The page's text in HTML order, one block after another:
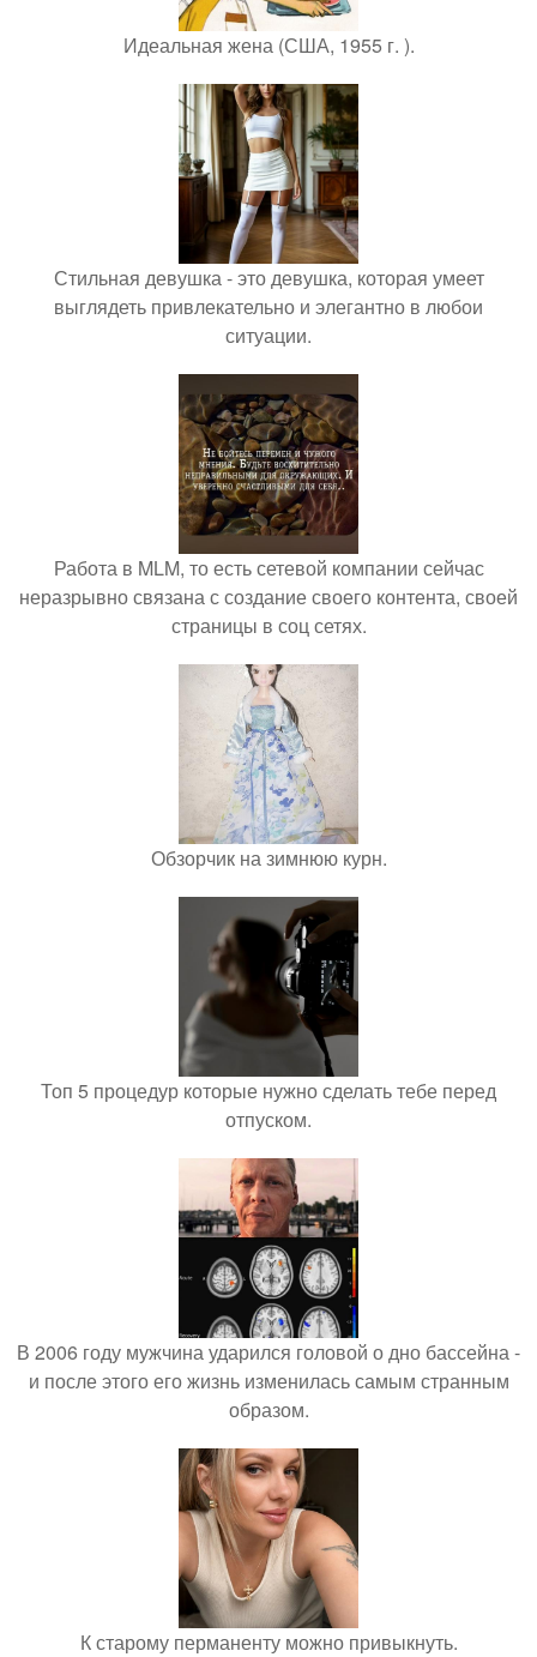
Идеальная жена (США, 1955 г. ).
Стильная девушка - это девушка, которая умеет
выглядеть привлекательно и элегантно в любои
ситуации.
Работа в MLM, то есть сетевой компании сейчас
неразрывно связана с создание своего контента, своей
страницы в соц сетях.
Обзорчик на зимнюю курн.
Топ 5 процедур которые нужно сделать тебе перед
отпуском.
В 2006 году мужчина ударился головой о дно бассейна -
и после этого его жизнь изменилась самым странным
образом.
К старому перманенту можно привыкнуть.